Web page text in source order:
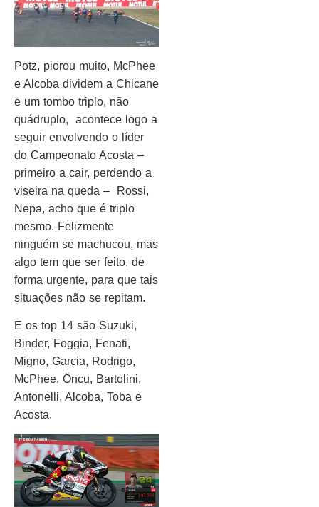
Potz, piorou muito, McPhee
e Alcoba dividem a Chicane
e um tombo triplo, não
quádruplo, acontece logo a
seguir envolvendo o líder
do Campeonato Acosta –
primeiro a cair, perdendo a
viseira na queda – Rossi,
Nepa, acho que é triplo
mesmo. Felizmente
ninguém se machucou, mas
algo tem que ser feito, de
forma urgente, para que tais
situações não se repitam.
E os top 14 são Suzuki,
Binder, Foggia, Fenati,
Migno, Garcia, Rodrigo,
McPhee, Öncu, Bartolini,
Antonelli, Alcoba, Toba e
Acosta.